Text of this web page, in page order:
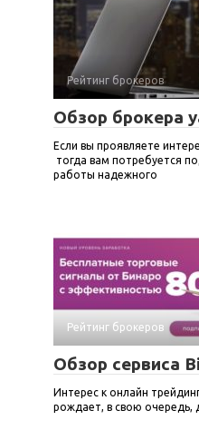
Рейтинг брокеров
Обзор брокера
Если вы проявляете
тогда вам потребуется
работы надежного
Рейтинг брокеров
Обзор сервиса
Интерес к онлайн
рождает, в свою очередь,